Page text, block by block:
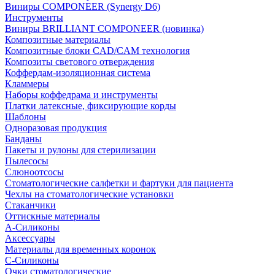
Виниры COMPONEER (Synergy D6)
Инструменты
Виниры BRILLIANT COMPONEER (новинка)
Композитные материалы
Композитные блоки CAD/СAM технология
Композиты светового отверждения
Коффердам-изоляционная система
Кламмеры
Наборы коффедрама и инструменты
Платки латексные, фиксирующие корды
Шаблоны
Одноразовая продукция
Банданы
Пакеты и рулоны для стерилизации
Пылесосы
Слюноотсосы
Стоматологические салфетки и фартуки для пациента
Чехлы на стоматологические установки
Стаканчики
Оттискные материалы
А-Силиконы
Аксессуары
Материалы для временных коронок
С-Силиконы
Очки стоматологические